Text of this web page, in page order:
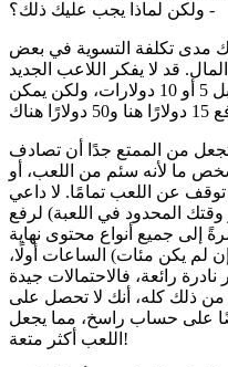
- ولكن لماذا يجب عليك ذلك؟
مدى تكلفة التسوية في بعض
قد لا يفكر اللاعب الجديد
في شراء عنصر من متجر النقود مقابل 5 أو 10 دولارات، ولكن يمكن
تجعل من الممتع جدًا أن تصادف
ما لأنه سئم من اللعب، أو
عن اللعب تمامًا. لا داعي
وقتك المحدود في اللعبة) لرفع
إلى جميع أنواع محتوى نهاية
لم يكن مئات) الساعات أولًا،
رائعة، فالاحتمالات جيدة
ذلك كله، أنك لا تحصل على
حساب راسخ، مما يجعل
اللعب أكثر متعة!